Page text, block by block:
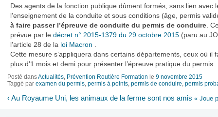
Des agents de la fonction publique dûment formés, sans lien avec
l’enseignement de la conduite et sous conditions (âge, permis
à faire passer l’épreuve de conduite du permis de conduire .
prévue par le décret n° 2015-1379 du 29 octobre 2015 (paru au
l’article 28 de la loi Macron
Cette mesure s’appliquera dans certains départements, ceux où il
plus d’1 mois et demi pour présenter l’épreuve pratique du permis.
Posté dansActualités, Prévention Routière Formation le 9 novembre 2015
Taggé par examen du permis, permis à points, permis de conduire, permis
‹Au Royaume Uni, les animaux de la ferme sont nos amis « Joue